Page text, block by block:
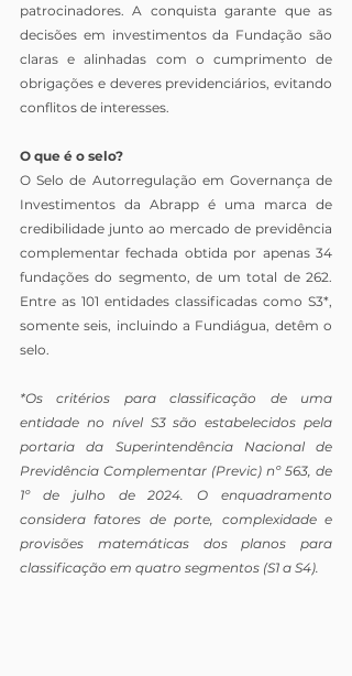
patrocinadores. A conquista garante que as
decisões em investimentos da Fundação são
claras e alinhadas com o cumprimento de
obrigações e deveres previdenciários, evitando
conflitos de interesses.
O que é o selo?
O Selo de Autorregulação em Governança de
Investimentos da Abrapp é uma marca de
credibilidade junto ao mercado de previdência
complementar fechada obtida por apenas 34
fundações do segmento, de um total de 262.
Entre as 101 entidades classificadas como S3*,
somente seis, incluindo a Fundiágua, detêm o
selo.
*Os critérios para classificação de uma
entidade no nível S3 são estabelecidos pela
portaria da Superintendência Nacional de
Previdência Complementar (Previc) nº 563, de
1º de julho de 2024. O enquadramento
considera fatores de porte, complexidade e
provisões matemáticas dos planos para
classificação em quatro segmentos (S1 a S4).